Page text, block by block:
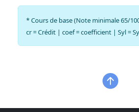
* Cours de base (Note minimale 65/
cr = Crédit | coef = coefficient | Syl =